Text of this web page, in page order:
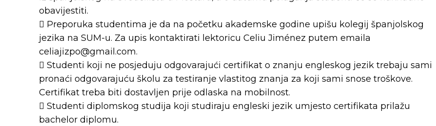
obavijestiti.
 Preporuka studentima je da na početku akademske godine upišu kolegij španjolskog
jezika na SUM-u. Za upis kontaktirati lektoricu Celiu Jiménez putem emaila
celiajizpo@gmail.com.
 Studenti koji ne posjeduju odgovarajući certifikat o znanju engleskog jezik trebaju sami
pronaći odgovarajuću školu za testiranje vlastitog znanja za koji sami snose troškove.
Certifikat treba biti dostavljen prije odlaska na mobilnost.
 Studenti diplomskog studija koji studiraju engleski jezik umjesto certifikata prilažu
bachelor diplomu.